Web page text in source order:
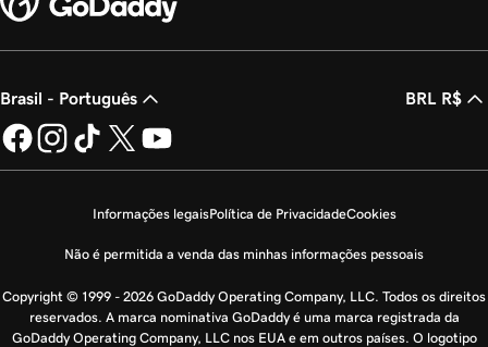
Brasil - Português BRL R$
Informações legaisPolítica de PrivacidadeCookies
Não é permitida a venda das minhas informações pessoais
Copyright © 1999 - 2026 GoDaddy Operating Company, LLC. Todos os direitos
reservados. A marca nominativa GoDaddy é uma marca registrada da
GoDaddy Operating Company, LLC nos EUA e em outros países. O logotipo